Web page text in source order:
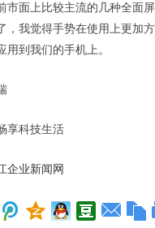
市面上比较主流的几种全面
，我觉得手势在使用上更加
用到我们的手机上。
享科技生活
企业新闻网